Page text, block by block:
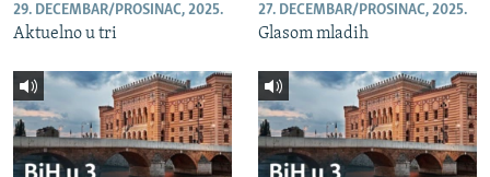
29. DECEMBAR/PROSINAC, 2025.
Aktuelno u tri
27. DECEMBAR/PROSINAC, 2025.
Glasom mladih